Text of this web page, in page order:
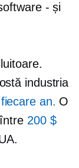
- și
industria
an. O
200 $